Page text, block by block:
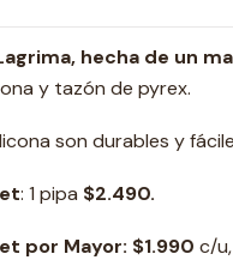
hecha de un
y tazón de pyrex.
son durables y
: 1 pipa $2.490.
por Mayor: $1.990 c/